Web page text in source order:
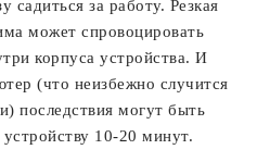
за работу. Резкая
может спровоцировать
корпуса устройства. И
(что неизбежно случится
последствия могут быть
10-20 минут.